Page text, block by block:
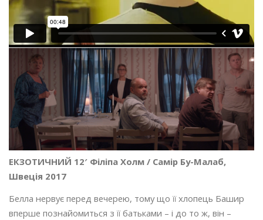
ЕКЗОТИЧНИЙ 12′ Філіпа Холм / Самір Бу-Малаб,
Швеція 2017
Белла нервує перед вечерею, тому що її хлопець Башир
вперше познайомиться з її батьками – і до то ж, він –